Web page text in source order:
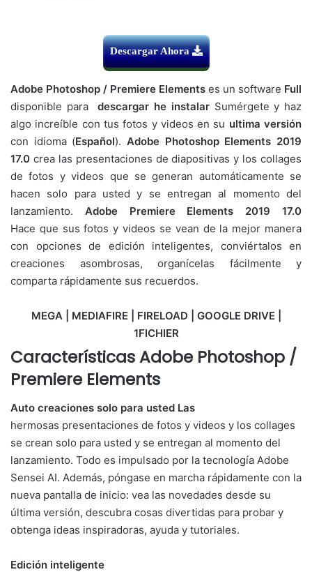
Descargar Ahora
Adobe Photoshop / Premiere Elements es un software Full
disponible para
descargar he instalar Sumérgete y haz
algo increíble con tus fotos y videos en su ultima versión
con idioma (Español).Adobe Photoshop Elements 2019
17.0 crea las presentaciones de diapositivas y los collages
de fotos y videos que se generan automáticamente se
hacen solo para usted y se entregan al momento del
lanzamiento. Adobe Premiere Elements 2019 17.0
Hace que sus fotos y videos se vean de la mejor manera
con opciones de edición inteligentes, conviértalos en
creaciones asombrosas, organícelas fácilmente y
comparta rápidamente sus recuerdos.
MEGA | MEDIAFIRE | FIRELOAD | GOOGLE DRIVE |
1FICHIER
CaracterísticasAdobe Photoshop /
Premiere Elements
Auto creaciones solo para usted Las
hermosas presentaciones de fotos y videos y los collages
se crean solo para usted y se entregan al momento del
lanzamiento. Todo es impulsado por la tecnología Adobe
Sensei AI. Además, póngase en marcha rápidamente con la
nueva pantalla de inicio: vea las novedades desde su
última versión, descubra cosas divertidas para probar y
obtenga ideas inspiradoras, ayuda y tutoriales.
Edición inteligente